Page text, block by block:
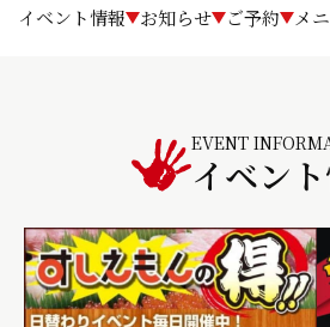
イベント情報 お知らせ ご予約 メ
EVENT
イベン